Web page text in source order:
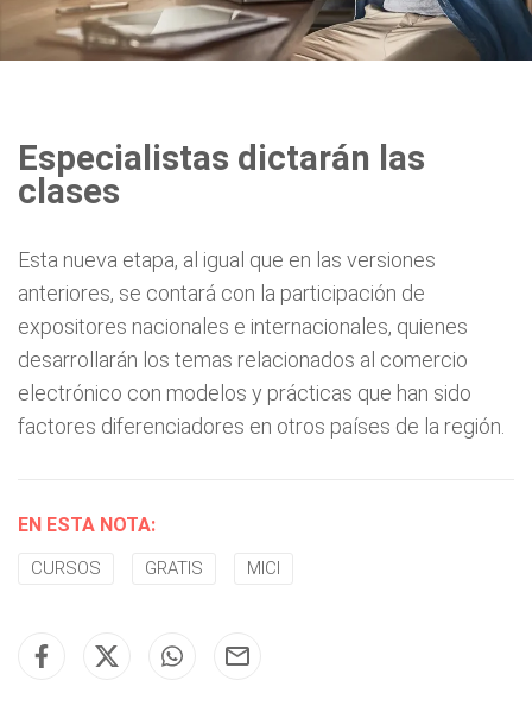
Especialistas dictarán las
clases
Esta nueva etapa, al igual que en las versiones
anteriores, se contará con la participación de
expositores nacionales e internacionales, quienes
desarrollarán los temas relacionados al comercio
electrónico con modelos y prácticas que han sido
factores diferenciadores en otros países de la región.
EN ESTA NOTA:
CURSOS GRATIS MICI